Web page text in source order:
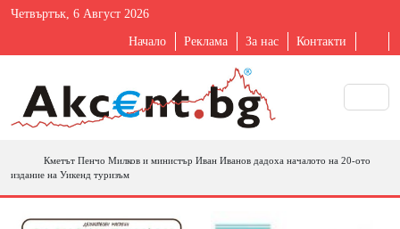
Четвъртък, 6 Август 2026
Начало Реклама За нас Контакти
Кметът Пенчо Милков и министър Иван Иванов дадоха началото на 20-ото
издание на Уикенд туризъм